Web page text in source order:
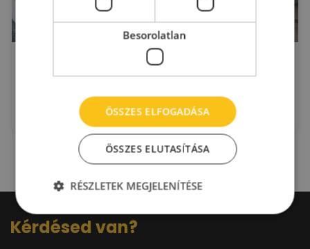
Sopron Csengery
Sopron
Kiadó raktár : 18 - 1.195 m2
2 M € + Áfa
Kérdésed van?
Besorolatlan
ÖSSZES ELFOGADÁSA
ÖSSZES ELUTASÍTÁSA
RÉSZLETEK MEGJELENÍTÉSE